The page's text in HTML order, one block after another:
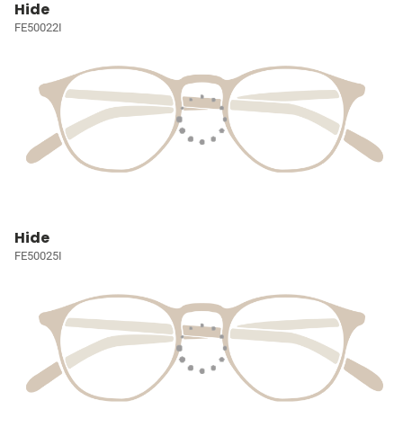
Hide
FE50022I
Hide
FE50025I